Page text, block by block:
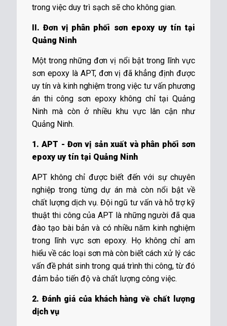
trong việc duy trì sạch sẽ cho không gian.
II. Đơn vị phân phối sơn epoxy uy tín tại
Quảng Ninh
Một trong những đơn vị nổi bật trong lĩnh vực
sơn epoxy là APT, đơn vị đã khẳng định được
uy tín và kinh nghiệm trong việc tư vấn phương
án thi công sơn epoxy không chỉ tại Quảng
Ninh mà còn ở nhiều khu vực lân cận như
Quảng Ninh.
1. APT - Đơn vị sản xuất và phân phối sơn
epoxy uy tín tại Quảng Ninh
APT không chỉ được biết đến với sự chuyên
nghiệp trong từng dự án mà còn nổi bật về
chất lượng dịch vụ. Đội ngũ tư vấn và hỗ trợ kỹ
thuật thi công của APT là những người đã qua
đào tạo bài bản và có nhiều năm kinh nghiệm
trong lĩnh vực sơn epoxy. Họ không chỉ am
hiểu về các loại sơn mà còn biết cách xử lý các
vấn đề phát sinh trong quá trình thi công, từ đó
đảm bảo tiến độ và chất lượng công việc.
2. Đánh giá của khách hàng về chất lượng
dịch vụ